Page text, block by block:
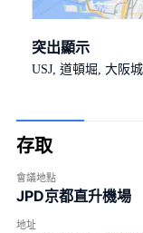
突出顯示
USJ, 道頓堀, 大阪
存取
會議地點
JPD京都直升機場
地址